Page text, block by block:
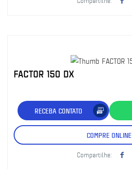
FACTOR 150 DX
RECEBA CONTATO
COMPRE ONLINE
Compartilhe: